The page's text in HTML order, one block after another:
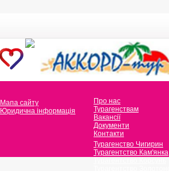
Мапа сайту
Юридична інформація
Про нас
Турагенствам
Вакансії
Документи
Контакти
Турагенство Чигирин
Турагентство Кам'янка